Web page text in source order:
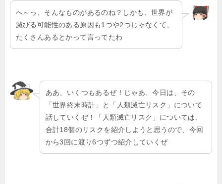
へ～っ、そんなものがあるのね？しかも、世界が
滅びる可能性のある原因も1つや2つじゃなくて、
たくさんあるとかって言ってたわ
ああ、いくつもあるぜ！じゃあ、今日は、その
「世界終末時計」と「人類滅亡リスク」について
話していくぜ！「人類滅亡リスク」については、
合計18個のリスクを紹介しようと思うので、今回
から3回に渡り6つずつ紹介していくぜ